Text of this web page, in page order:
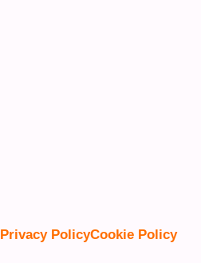
Privacy PolicyCookie Policy